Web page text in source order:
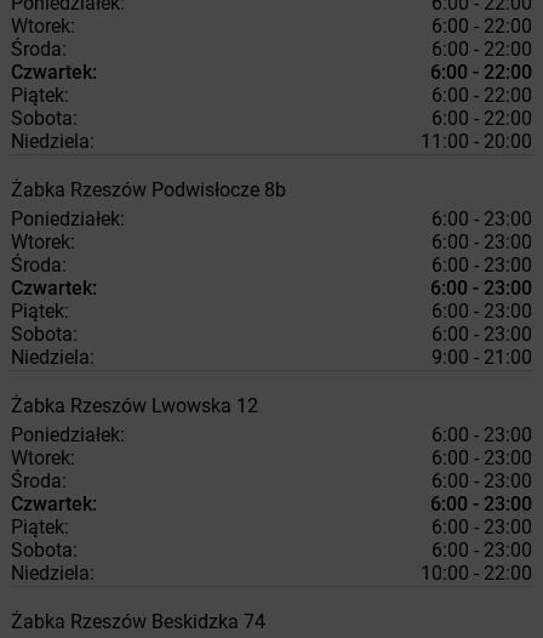
Wtorek:
6:00 - 22:00
Środa:
6:00 - 22:00
Czwartek:
6:00 - 22:00
Piątek:
6:00 - 22:00
Sobota:
6:00 - 22:00
Niedziela:
11:00 - 20:00
Żabka Rzeszów Podwisłocze 8b
Poniedziałek:
6:00 - 23:00
Wtorek:
6:00 - 23:00
Środa:
6:00 - 23:00
Czwartek:
6:00 - 23:00
Piątek:
6:00 - 23:00
Sobota:
6:00 - 23:00
Niedziela:
9:00 - 21:00
Żabka Rzeszów Lwowska 12
Poniedziałek:
6:00 - 23:00
Wtorek:
6:00 - 23:00
Środa:
6:00 - 23:00
Czwartek:
6:00 - 23:00
Piątek:
6:00 - 23:00
Sobota:
6:00 - 23:00
Niedziela:
10:00 - 22:00
Żabka Rzeszów Beskidzka 74